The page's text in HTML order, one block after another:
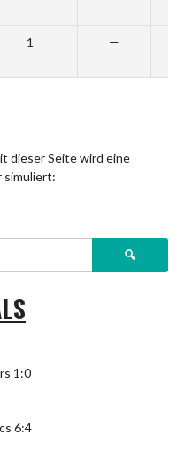
1 —
dieser Seite wird eine
simuliert:
Suchen
1:0
6:4